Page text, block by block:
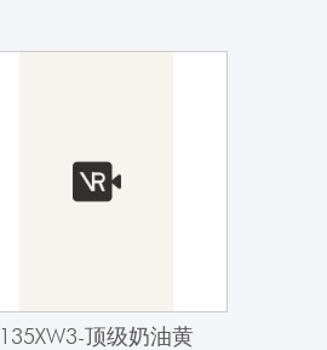
135XW3-顶级奶油黄